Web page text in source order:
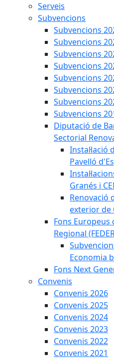
Serveis
Subvencions
Subvencions
Subvencions
Subvencions
Subvencions
Subvencions
Subvencions
Subvencions
Subvencions
Diputació de
Sectorial
Instal·lació
Pavelló
Granés i
Renovació
exterior de
Fons
Regional
Economia
Fons Next
Convenis
Convenis 2026
Convenis 2025
Convenis 2024
Convenis 2023
Convenis 2022
Convenis 2021